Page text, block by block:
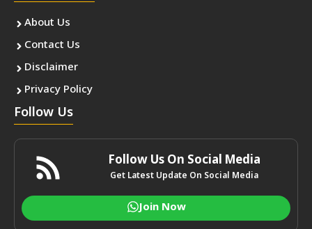
About Us
Contact Us
Disclaimer
Privacy Policy
Follow Us
Follow Us On Social Media
Get Latest Update On Social Media
Join Now